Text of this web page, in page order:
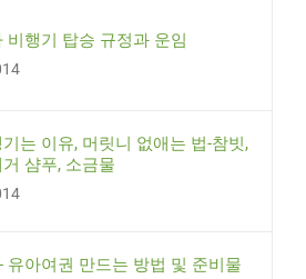
비행기 탑승 규정과 운임
는 이유, 머릿니 없애는 법-참빗,
샴푸, 소금물
유아여권 만드는 방법 및 준비물